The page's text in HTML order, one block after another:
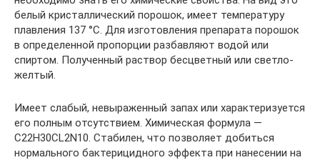
белый кристаллический порошок, имеет температуру
плавления 137 °C. Для изготовления препарата порошок
в определенной пропорции разбавляют водой или
спиртом. Полученный раствор бесцветный или светло-
желтый.
Имеет слабый, невыраженный запах или характеризуется
его полным отсутствием. Химическая формула —
C22H30CL2N10. Стабилен, что позволяет добиться
нормального бактерицидного эффекта при нанесении на